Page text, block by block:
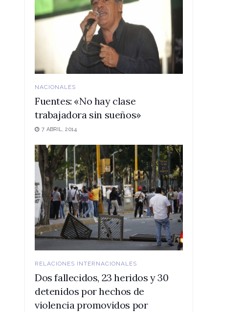
NACIONALES
Fuentes: «No hay clase
trabajadora sin sueños»
7 ABRIL, 2014
RELACIONES INTERNACIONALES
Dos fallecidos, 23 heridos y 30
detenidos por hechos de
violencia promovidos por